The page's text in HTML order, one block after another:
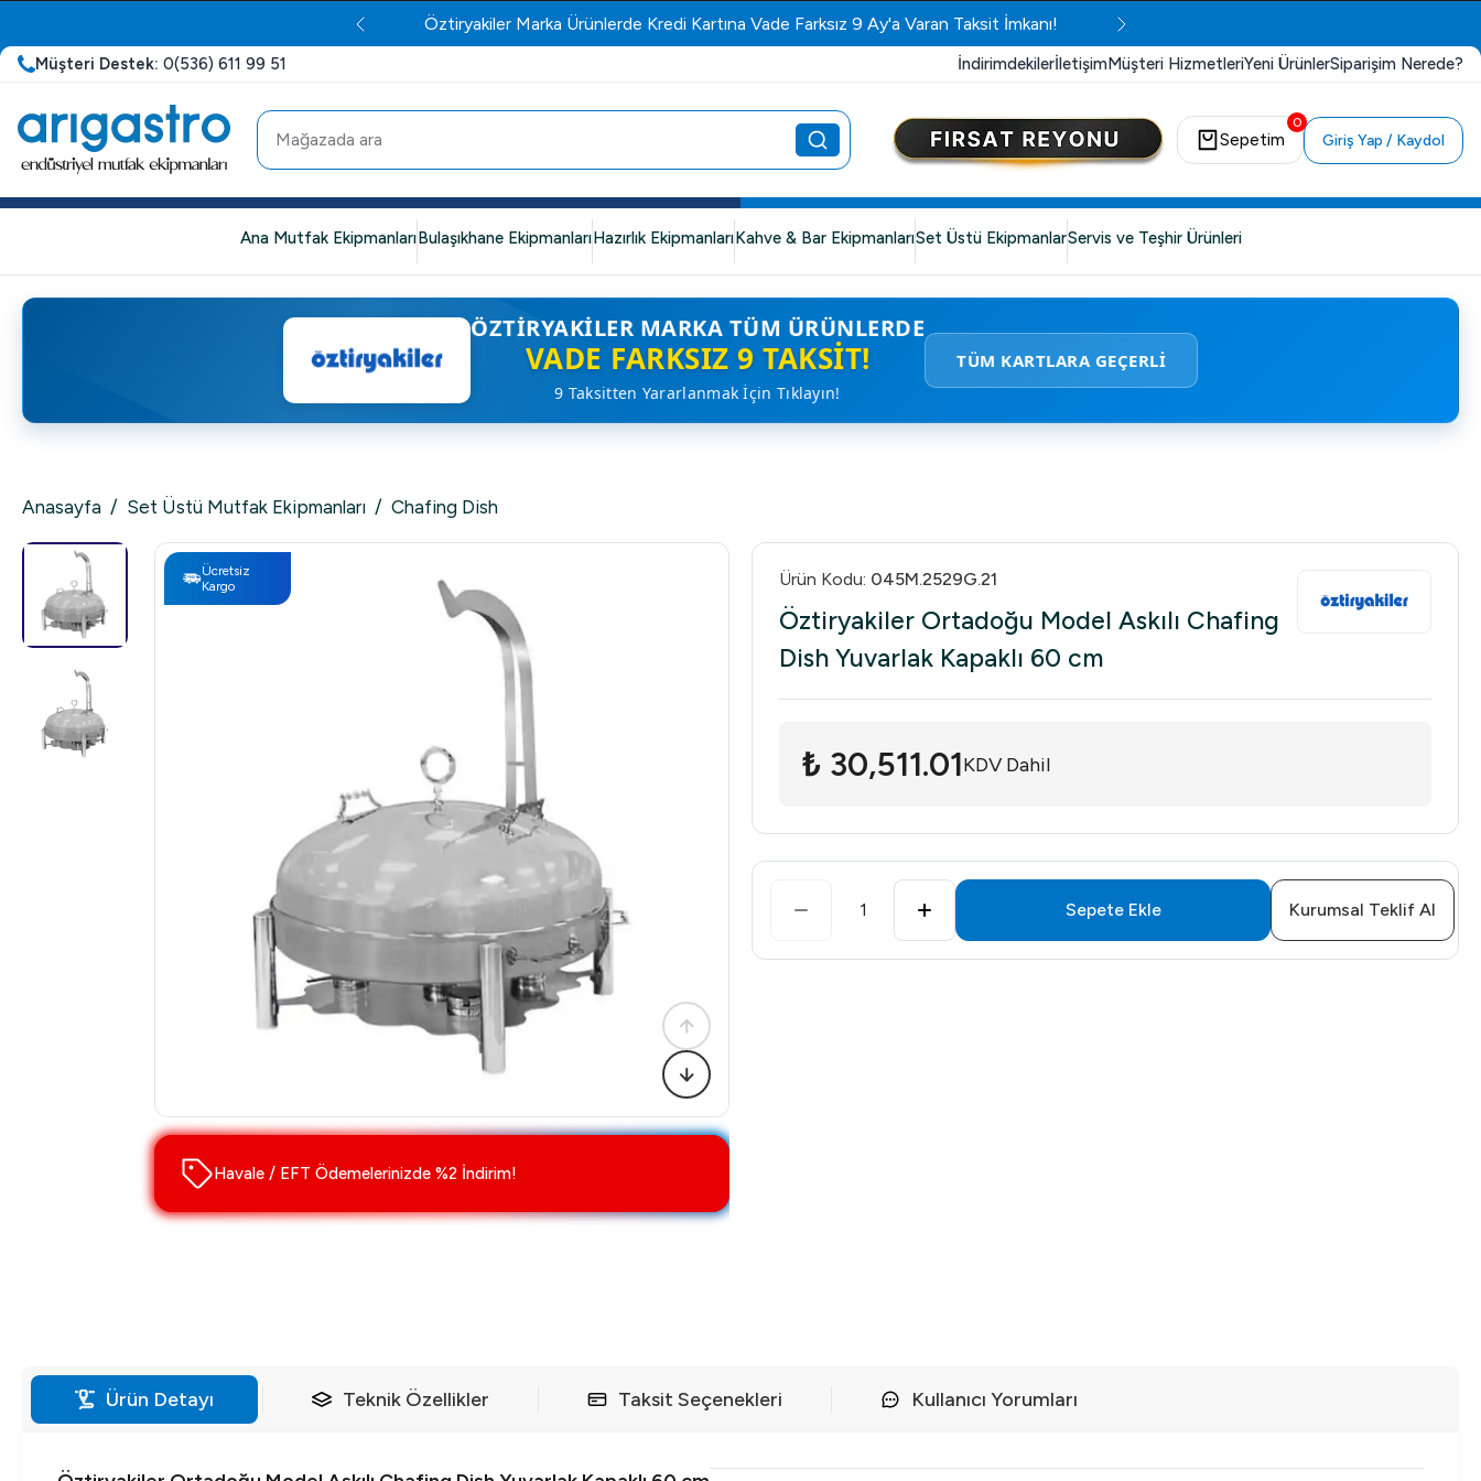
Öztiryakiler Marka Ürünlerde Kredi Kartına Vade Farksız 9 Ay'a Varan Taksit İmkanı!
Müşteri Destek: 0(536) 611 99 51 İndirimdekilerİletişimMüşteri HizmetleriYeni ÜrünlerSiparişim Nerede?
0
Sepetim Giriş Yap / Kaydol
Ana Mutfak EkipmanlarıBulaşıkhane EkipmanlarıHazırlık EkipmanlarıKahve & Bar EkipmanlarıSet Üstü EkipmanlarServis ve Teşhir Ürünleri
ÖZTIRYAKILER MARKA TÜM ÜRÜNLERDE
VADE FARKSIZ 9 TAKSIT!
9 Taksitten Yararlanmak İçin Tıklayın!
TÜM KARTLARA GEÇERLİ
Anasayfa / Set Üstü Mutfak Ekipmanları / Chafing Dish
Ücretsiz
Kargo
Havale / EFT Ödemelerinizde %2 İndirim!
Ürün Kodu: 045M.2529G.21
Öztiryakiler Ortadoğu Model Askılı Chafing
Dish Yuvarlak Kapaklı 60 cm
₺ 30,511.01KDV Dahil
1 Sepete Ekle Kurumsal Teklif Al
Ürün Detayı Teknik Özellikler Taksit Seçenekleri Kullanıcı Yorumları